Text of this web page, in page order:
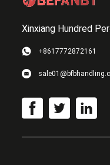
Xinxiang Hundred
+8617772872161